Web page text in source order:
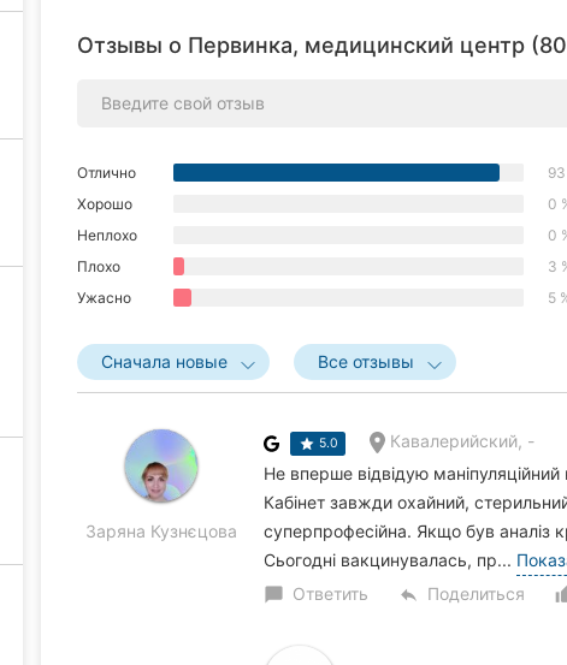
Отзывы о Первинка, медицинский центр
Отлично
Хорошо
0
Неплохо
0
Плохо
3
Ужасно
5
Сначала новые Все отзывы
Заряна Кузнєцова
5.0 Кавалерийский, -
Не вперше відвідую
Кабінет завжди охайний,
суперпрофесійна. Якщо був аналіз
Сьогодні вакцинувалась, пр...
chat_bubble Ответить reply Поделиться